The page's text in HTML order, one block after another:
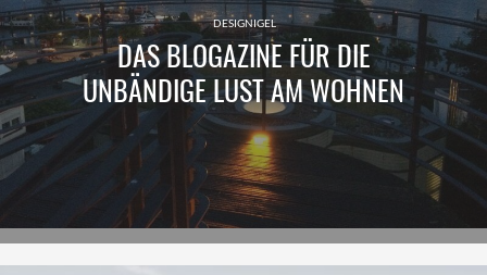
ÜBER MICH
KONTAKT
DESIGNIGEL
DAS BLOGAZINE FÜR DIE
UNBÄNDIGE LUST AM WOHNEN